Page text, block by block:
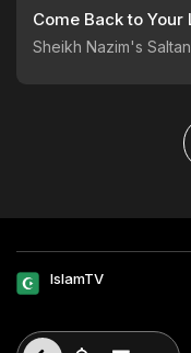
Sheikh Nazim's
IslamTV